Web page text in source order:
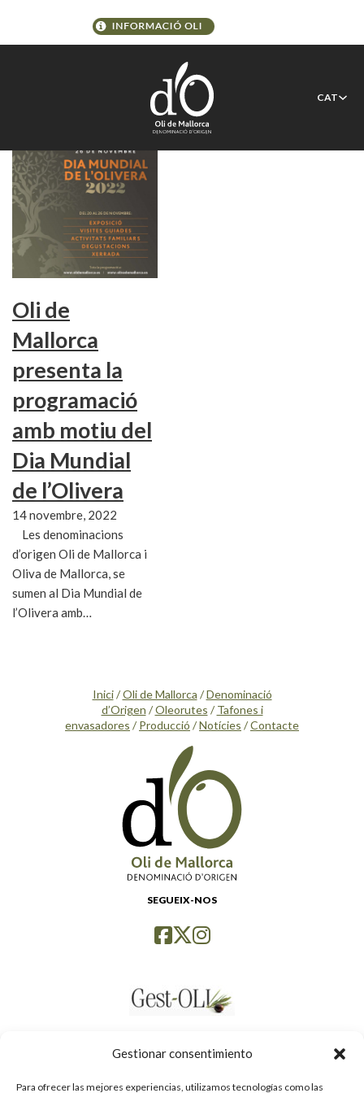
Gestionar consentimiento
Para ofrecer las mejores experiencias, utilizamos tecnologías como las
CAT
Cara d’Oliva
Oli de
Mallorca
presenta la
programació
amb motiu del
Dia Mundial
de l’Olivera
14 novembre, 2022
Les denominacions
d’origen Oli de Mallorca i
Oliva de Mallorca, se
sumen al Dia Mundial de
l’Olivera amb…
Inici/Oli de Mallorca /Denominació
d’Origen /Oleorutes / Tafones i
envasadores / Producció /Notícies /Contacte
SEGUEIX-NOS